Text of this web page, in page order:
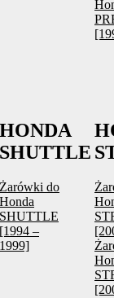
HONDA
SHUTTLE
Żarówki do
Honda
SHUTTLE
[1994 –
1999]